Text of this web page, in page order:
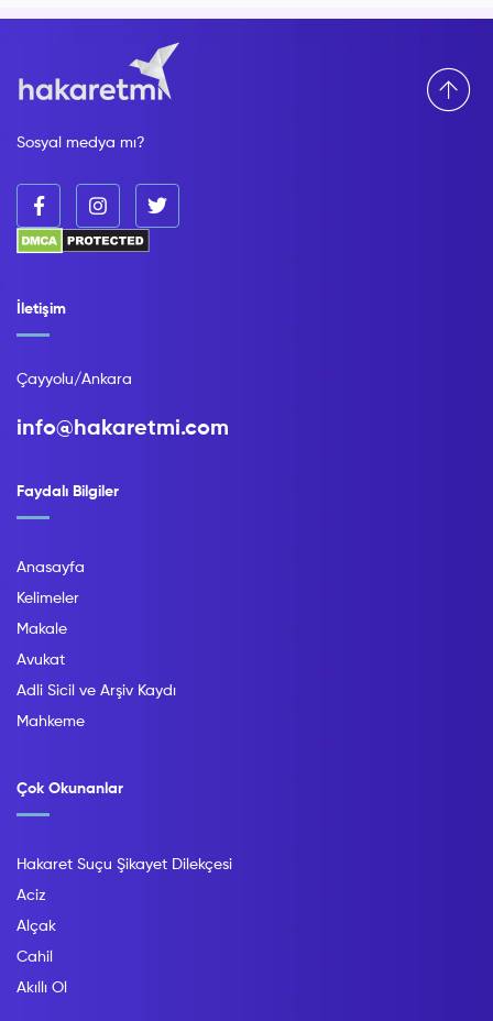
Sosyal medya mı?
Faydalı Bilgiler
Anasayfa
Kelimeler
Makale
Avukat
Adli Sicil ve Arşiv Kaydı
Mahkeme
Çok Okunanlar
Hakaret Suçu Şikayet Dilekçesi
Aciz
Alçak
Cahil
Akıllı Ol
İletişim
Çayyolu/Ankara
info@hakaretmi.com